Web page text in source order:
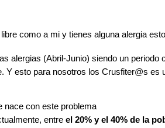
como a mi y tienes alguna alergia
alergias (Abril-Junio) siendo un
Y esto para nosotros los Crusfiter@s
nace con este problema
entre el 20% y el 40% de la